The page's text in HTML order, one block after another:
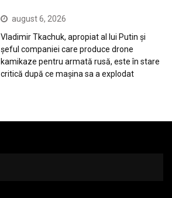
august 6, 2026
Vladimir Tkachuk, apropiat al lui Putin și
șeful companiei care produce drone
kamikaze pentru armată rusă, este în stare
critică după ce mașina sa a explodat